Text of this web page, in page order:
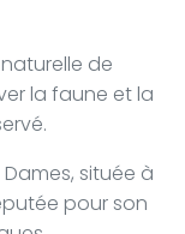
de
la faune et la
située à
pour son